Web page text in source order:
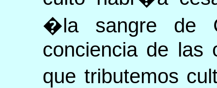
�la sangre de
conciencia de las
que tributemos